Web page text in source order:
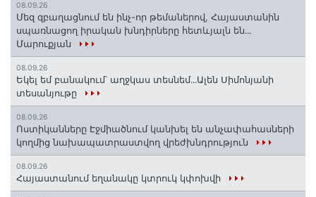
08.09.26
Մեզ զբաղացնում են ինչ-որ թեմաներով, Հայաստանին
սպառնացող իրական խնդիրները հետևյալն են․․․
Մարուքյան
08.09.26
Եկել եմ բանակում՝ աղջկաս տեսնեմ․․․Ալեն Սիմոնյանի
տեսանյութը
08.09.26
Ոստիկանները Էջմիածնում կանխել են անչափահասների
կողմից նախապատրաստվող վրեժխնդրություն
08.09.26
Հայաստանում եղանակը կտրուկ կփոխվի